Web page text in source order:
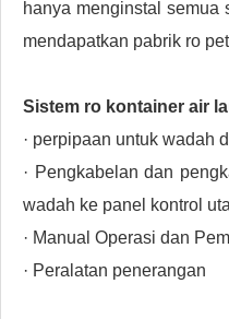
hanya menginstal semua
mendapatkan pabrik ro
Sistem ro kontainer air
· perpipaan untuk wadah
· Pengkabelan dan
wadah ke panel kontrol
· Manual Operasi dan
· Peralatan penerangan